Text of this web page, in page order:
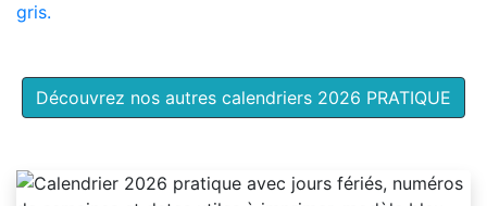
gris.
Découvrez nos autres calendriers 2026 PRATIQUE